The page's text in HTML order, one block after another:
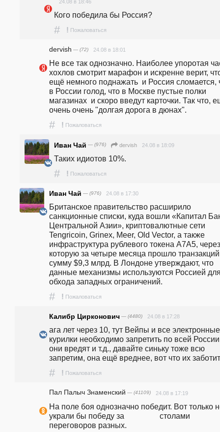
24.08 в 18:46
Кого победила бы Россия?
# ! Пожаловаться
dervish — (72) 24.08 в 18:01
Не все так однозначно. Наиболее упоротая
хохлов смотрит марафон и искренне верит,
ещё немного поднажать  и Россия сломается,
в России голод, что в Москве пустые полки
магазинах  и скоро введут карточки. Так что,
очень очень "долгая дорога в дюнах".
# ! Пожаловаться
Иван Чай — (976) dervish 24.08 в 18:09
Таких идиотов 10%.
# ! Пожаловаться
Иван Чай — (976) 24.08 в 17:30
Британское правительство расширило
санкционные списки, куда вошли «Капитал
Центральной Азии», криптовалютные сети
Tengricoin, Grinex, Meer, Old Vector, а также
инфраструктура рублевого токена A7A5, через
которую за четыре месяца прошло
сумму $9,3 млрд. В Лондоне утверждают, что
данные механизмы используются Россией
обхода западных ограничений.
# ! Пожаловаться
Калибр Цирконович — (4480) 24.08 в 17:28
ага лет через 10, тут Вейпы и все электронные
курилки необходимо запретить по всей России
они вредят и т.д., давайте синьку тоже всю
запретим, она ещё вреднее, вот что их заботит
# ! Пожаловаться
Пал Палыч Знаменский — (41109) 24.08 в 17:19
На поле боя однозначно победит. Вот только
украли бы победу за                  столами
переговоров разных.